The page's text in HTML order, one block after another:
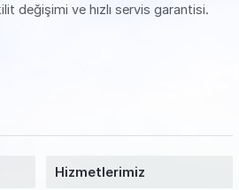
değişimi ve hızlı servis garantisi.
Hizmetlerimiz